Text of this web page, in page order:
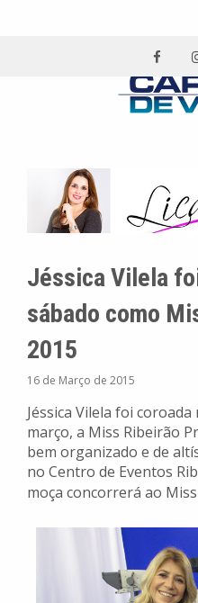
Jéssica Vilela
sábado como
2015
16 de Março de 2015
Jéssica Vilela foi
março, a Miss Ribeirão
bem organizado e de
no Centro de Eventos
moça concorrerá ao